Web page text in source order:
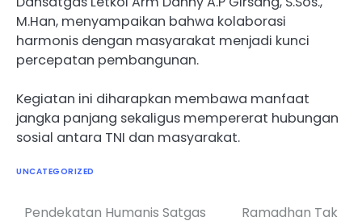
M.Han, menyampaikan bahwa kolaborasi
harmonis dengan masyarakat menjadi kunci
percepatan pembangunan.
Kegiatan ini diharapkan membawa manfaat
jangka panjang sekaligus mempererat hubungan
sosial antara TNI dan masyarakat.
UNCATEGORIZED
Pendekatan Humanis Satgas
Ramadhan Tak